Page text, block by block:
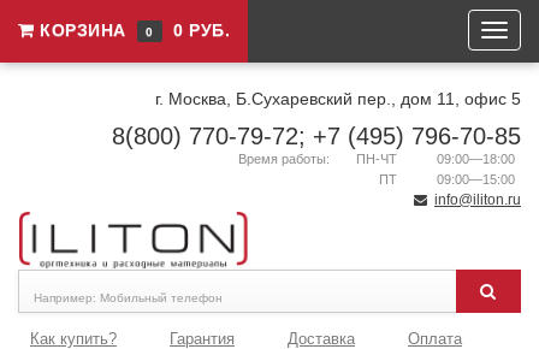
КОРЗИНА 0 0 РУБ.
г. Москва, Б.Сухаревский пер., дом 11, офис 5
8(800) 770-79-72; +7 (495) 796-70-85
Время работы: ПН-ЧТ
09:00—18:00
ПТ
09:00—15:00
info@iliton.ru
Как купить? Гарантия Доставка
Оплата